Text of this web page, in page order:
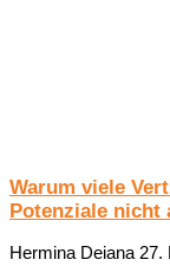
Warum viele
Potenziale nicht
Hermina Deiana 27.